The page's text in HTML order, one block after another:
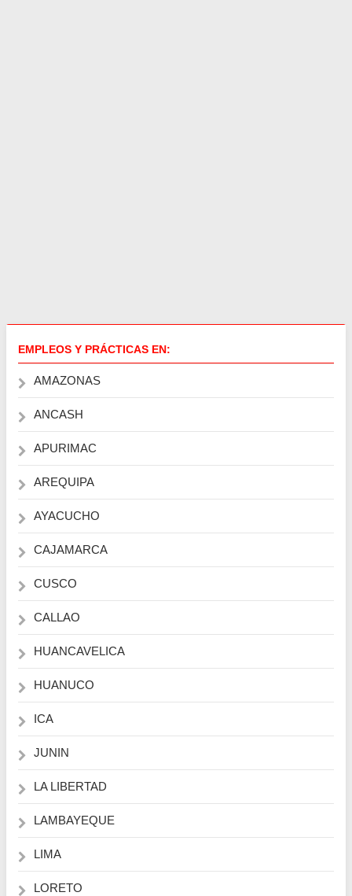
EMPLEOS Y PRÁCTICAS EN:
AMAZONAS
ANCASH
APURIMAC
AREQUIPA
AYACUCHO
CAJAMARCA
CUSCO
CALLAO
HUANCAVELICA
HUANUCO
ICA
JUNIN
LA LIBERTAD
LAMBAYEQUE
LIMA
LORETO